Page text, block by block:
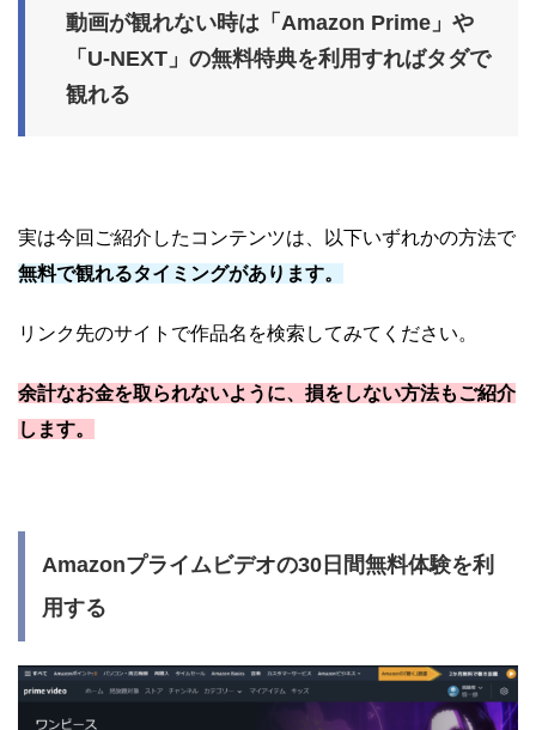
動画が観れない時は「Amazon Prime」や
「U-NEXT」の無料特典を利用すればタダで
観れる
実は今回ご紹介したコンテンツは、以下いずれかの方法で
無料で観れるタイミングがあります。
リンク先のサイトで作品名を検索してみてください。
余計なお金を取られないように、損をしない方法もご紹介
します。
Amazonプライムビデオの30日間無料体験を利
用する